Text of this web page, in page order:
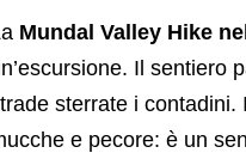
Mundal Valley Hike
Il sentiero
sterrate i contadini.
e pecore: è un